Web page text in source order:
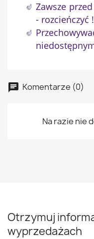
Zawsze
- rozcieńczyć !
Komentarze (0)
Na razie nie
Otrzymuj
wyprzedażach